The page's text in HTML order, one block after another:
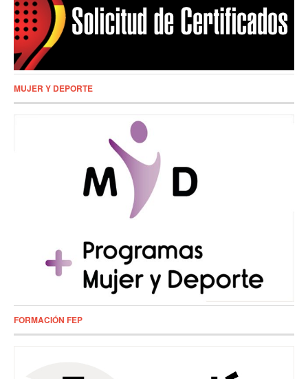
MUJER Y DEPORTE
FORMACIÓN FEP